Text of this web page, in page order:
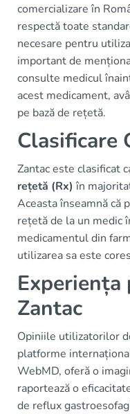
comercializare în
respectă toate
necesare pentru
important de
consulte medicul
acest medicament,
pe bază de rețetă.
Clasificare
Zantac este clasificat
rețetă (Rx) în
Aceasta înseamnă că
rețetă de la un medic
medicamentul din
utilizarea sa este
Experiența
Zantac
Opiniile utilizatorilor
platforme
WebMD, oferă o
raportează o
de reflux